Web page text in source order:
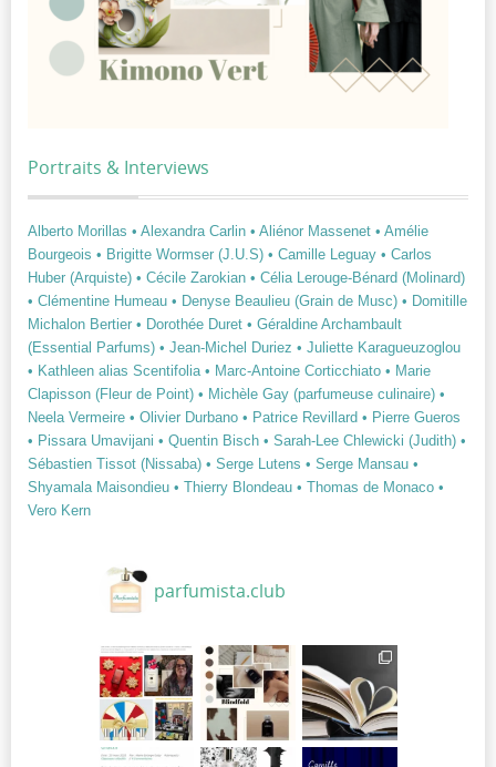
Portraits & Interviews
Alberto Morillas • Alexandra Carlin • Aliénor Massenet • Amélie
Bourgeois • Brigitte Wormser (J.U.S) • Camille Leguay • Carlos
Huber (Arquiste) • Cécile Zarokian • Célia Lerouge-Bénard (Molinard)
• Clémentine Humeau • Denyse Beaulieu (Grain de Musc) • Domitille
Michalon Bertier • Dorothée Duret • Géraldine Archambault
(Essential Parfums) • Jean-Michel Duriez • Juliette Karagueuzoglou
• Kathleen alias Scentifolia • Marc-Antoine Corticchiato • Marie
Clapisson (Fleur de Point) • Michèle Gay (parfumeuse culinaire) •
Neela Vermeire • Olivier Durbano • Patrice Revillard • Pierre Gueros
• Pissara Umavijani • Quentin Bisch • Sarah-Lee Chlewicki (Judith) •
Sébastien Tissot (Nissaba) • Serge Lutens • Serge Mansau •
Shyamala Maisondieu • Thierry Blondeau • Thomas de Monaco •
Vero Kern
parfumista.club